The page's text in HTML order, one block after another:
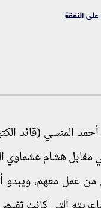
النفقة
هشام عشماوي
عمل معهم، ويبدو